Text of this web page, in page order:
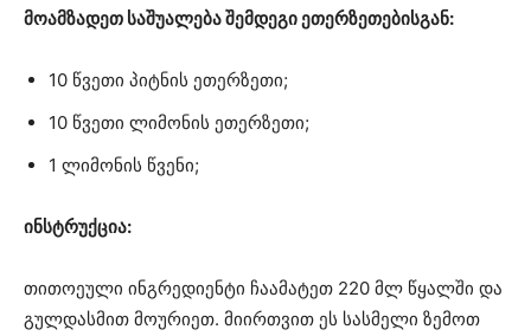
მოამზადეთ საშუალება შემდეგი ეთერზეთებისგან:
10 წვეთი პიტნის ეთერზეთი;
10 წვეთი ლიმონის ეთერზეთი;
1 ლიმონის წვენი;
ინსტრუქცია:
თითოეული ინგრედიენტი ჩაამატეთ 220 მლ წყალში და
გულდასმით მოურიეთ. მიირთვით ეს სასმელი ზემოთ